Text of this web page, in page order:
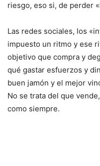
riesgo, eso si, de perder
Las redes sociales, los
impuesto un ritmo y ese
objetivo que compra y
qué gastar esfuerzos y
buen jamón y el mejor
No se trata del que
como siempre.